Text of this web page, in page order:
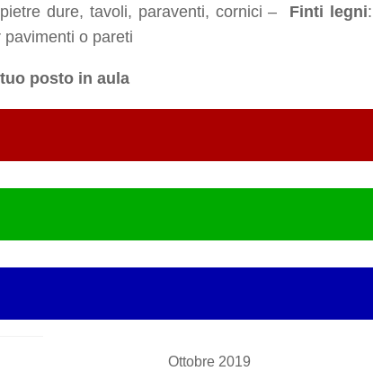
dure, tavoli, paraventi, cornici – Finti legni:
o pareti
posto in aula
Ottobre 2019